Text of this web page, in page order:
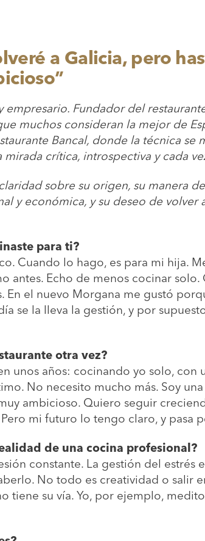
a Galicia, pero
empresario. Fundador del
muchos consideran la mejor de
Bancal, donde la técnica se
crítica, introspectiva y cada
sobre su origen, su manera
y económica, y su deseo de
para ti?
Cuando lo hago, es para mi hija.
Echo de menos cocinar
En el nuevo Morgana me gustó
se la lleva la gestión, y por
otra vez?
unos años: cocinando yo solo, con
No necesito mucho más. Soy
ambicioso. Quiero seguir
mi futuro lo tengo claro, y pasa
de una cocina profesional?
constante. La gestión del estrés
No todo es creatividad o salir
tiene su vía. Yo, por ejemplo,